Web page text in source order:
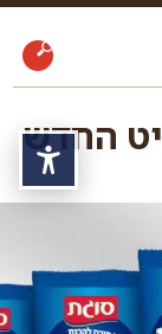
החדש